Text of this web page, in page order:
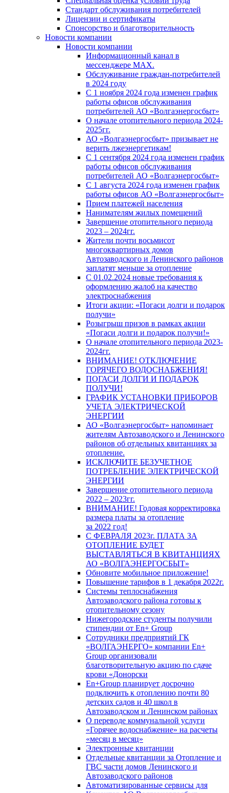
Стандарт обслуживания потребителей
Лицензии и сертификаты
Спонсорство и благотворительность
Новости компании
Новости компании
Информационный канал в
мессенджере MAX.
Обслуживание граждан-потребителей
в 2024 году
С 1 ноября 2024 года изменен график
работы офисов обслуживания
потребителей АО «Волгаэнергосбыт»
О начале отопительного периода 2024-
2025гг.
АО «Волгаэнергосбыт» призывает не
верить лжеэнергетикам!
С 1 сентября 2024 года изменен график
работы офисов обслуживания
потребителей АО «Волгаэнергосбыт»
С 1 августа 2024 года изменен график
работы офисов АО «Волгаэнергосбыт»
Прием платежей населения
Нанимателям жилых помещений
Завершение отопительного периода
2023 – 2024гг.
Жители почти восьмисот
многоквартирных домов
Автозаводского и Ленинского районов
заплатят меньше за отопление
С 01.02.2024 новые требования к
оформлению жалоб на качество
электроснабжения
Итоги акции: «Погаси долги и подарок
получи»
Розыгрыш призов в рамках акции
«Погаси долги и подарок получи!»
О начале отопительного периода 2023-
2024гг.
ВНИМАНИЕ! ОТКЛЮЧЕНИЕ
ГОРЯЧЕГО ВОДОСНАБЖЕНИЯ!
ПОГАСИ ДОЛГИ И ПОДАРОК
ПОЛУЧИ!
ГРАФИК УСТАНОВКИ ПРИБОРОВ
УЧЕТА ЭЛЕКТРИЧЕСКОЙ
ЭНЕРГИИ
АО «Волгаэнергосбыт» напоминает
жителям Автозаводского и Ленинского
районов об отдельных квитанциях за
отопление.
ИСКЛЮЧИТЕ БЕЗУЧЕТНОЕ
ПОТРЕБЛЕНИЕ ЭЛЕКТРИЧЕСКОЙ
ЭНЕРГИИ
Завершение отопительного периода
2022 – 2023гг.
ВНИМАНИЕ! Годовая корректировка
размера платы за отопление
за 2022 год!
С ФЕВРАЛЯ 2023г. ПЛАТА ЗА
ОТОПЛЕНИЕ БУДЕТ
ВЫСТАВЛЯТЬСЯ В КВИТАНЦИЯХ
АО «ВОЛГАЭНЕРГОСБЫТ»
Обновите мобильное приложение!
Повышение тарифов в 1 декабря 2022г.
Системы теплоснабжения
Автозаводского района готовы к
отопительному сезону
Нижегородские студенты получили
стипендии от En+ Group
Сотрудники предприятий ГК
«ВОЛГАЭНЕРГО» компании En+
Group организовали
благотворительную акцию по сдаче
крови «Донорски
En+Group планирует досрочно
подключить к отоплению почти 80
детских садов и 40 школ в
Автозаводском и Ленинском районах
О переводе коммунальной услуги
«Горячее водоснабжение» на расчеты
«месяц в месяц»
Электронные квитанции
Отдельные квитанции за Отопление и
ГВС части домов Ленинского и
Автозаводского районов
Автоматизированные сервисы для